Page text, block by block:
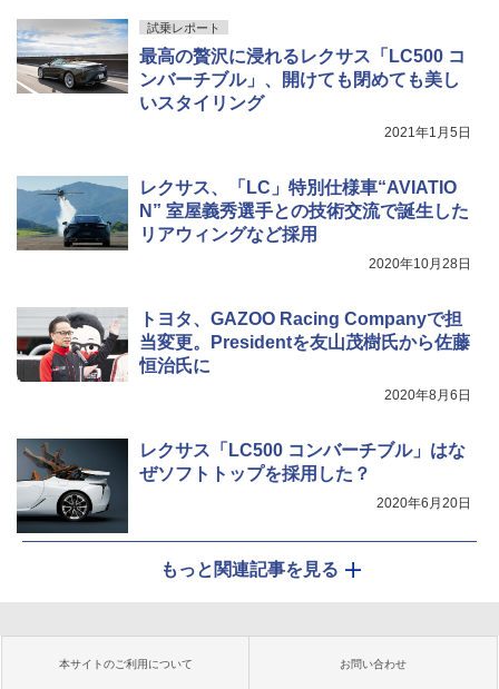
試乗レポート
最高の贅沢に浸れるレクサス「LC500 コ
ンバーチブル」、開けても閉めても美し
いスタイリング
2021年1月5日
レクサス、「LC」特別仕様車“AVIATIO
N” 室屋義秀選手との技術交流で誕生した
リアウィングなど採用
2020年10月28日
トヨタ、GAZOO Racing Companyで担
当変更。Presidentを友山茂樹氏から佐藤
恒治氏に
2020年8月6日
レクサス「LC500 コンバーチブル」はな
ぜソフトトップを採用した？
2020年6月20日
もっと関連記事を見る
本サイトのご利用について お問い合わせ